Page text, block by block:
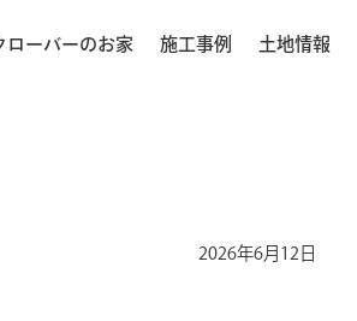
ローバーのお家 施工事例 土地情報
2026年6月12日